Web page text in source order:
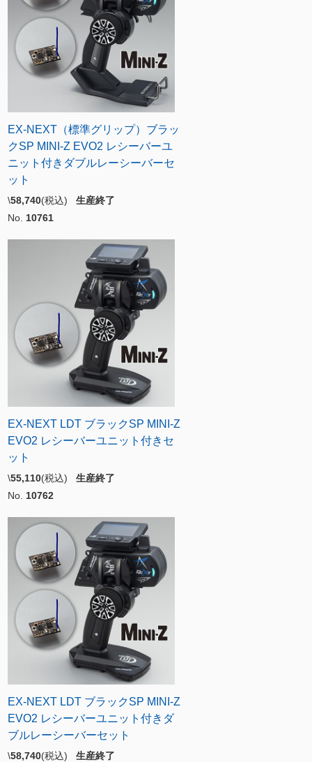
EX-NEXT（標準グリップ）ブラッ
クSP MINI-Z EVO2 レシーバーユ
ニット付きダブルレーシーバーセ
ット
\58,740(税込) 生産終了
No. 10761
EX-NEXT LDT ブラックSP MINI-Z
EVO2 レシーバーユニット付きセ
ット
\55,110(税込) 生産終了
No. 10762
EX-NEXT LDT ブラックSP MINI-Z
EVO2 レシーバーユニット付きダ
ブルレーシーバーセット
\58,740(税込) 生産終了